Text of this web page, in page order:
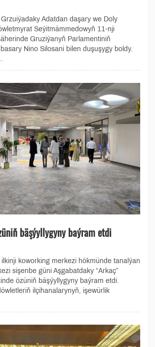
Adatdan daşary we Doly
Seýitmämmedowyň 11-nji
Gruziýanyň Parlamentiniň
Nino Silosani bilen duşuşygy boldy.
bäşýyllygyny baýram etdi
koworking merkezi hökmünde tanalýan
sişenbe güni Aşgabatdaky “Arkaç”
özüniň bäşýyllygyny baýram etdi.
ilçihanalarynyň, işewürlik